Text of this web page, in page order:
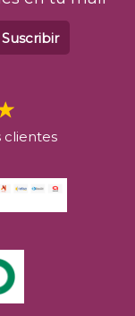
Suscribir
clientes